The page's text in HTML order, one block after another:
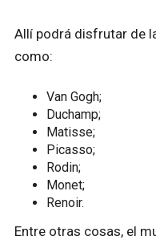
Allí podrá disfrutar de
como:
Van Gogh;
Duchamp;
Matisse;
Picasso;
Rodin;
Monet;
Renoir.
Entre otras cosas, el